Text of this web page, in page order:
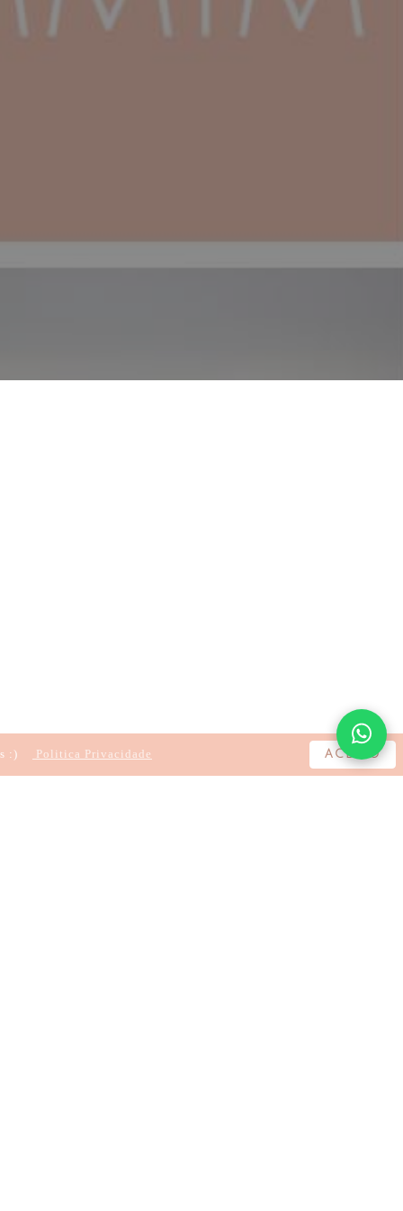
:) Politica Privacidade ACEITO